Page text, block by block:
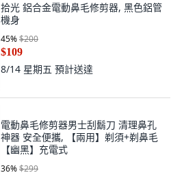
拾光 鋁合金電動鼻毛修剪器, 黑色鋁管
機身
45%$200
$109
8/14 星期五 預計送達
電動鼻毛修剪器男士刮鬍刀 清理鼻孔
神器 安全便攜, 【兩用】剃須+剃鼻毛
【幽黑】充電式
36%$299